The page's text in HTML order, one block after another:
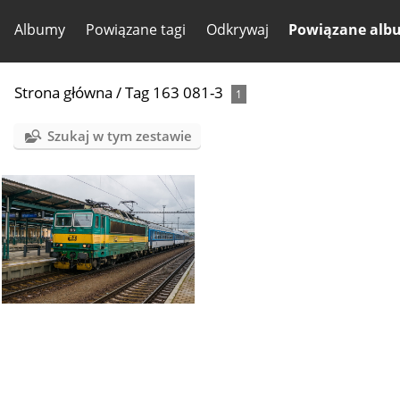
Albumy Powiązane tagi Odkrywaj Powiązane
Strona główna /Tag 163 081-3 1
Szukaj w tym zestawie